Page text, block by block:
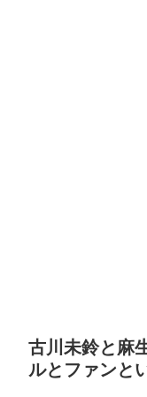
古川未鈴と麻
ルとファンと